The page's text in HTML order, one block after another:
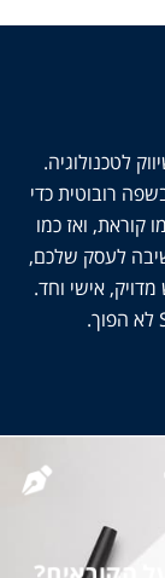
רובוטית כדי
קוראת, ואז כמו
לעסק שלכם,
אישי וחד.